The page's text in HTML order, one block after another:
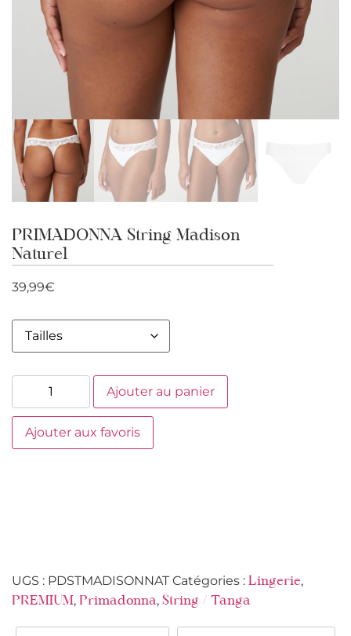
PRIMADONNA String Madison
Naturel
39,99€
Ajouter au panier
Ajouter aux favoris
UGS : PDSTMADISONNAT Catégories : Lingerie,
PREMIUM, Primadonna, String / Tanga